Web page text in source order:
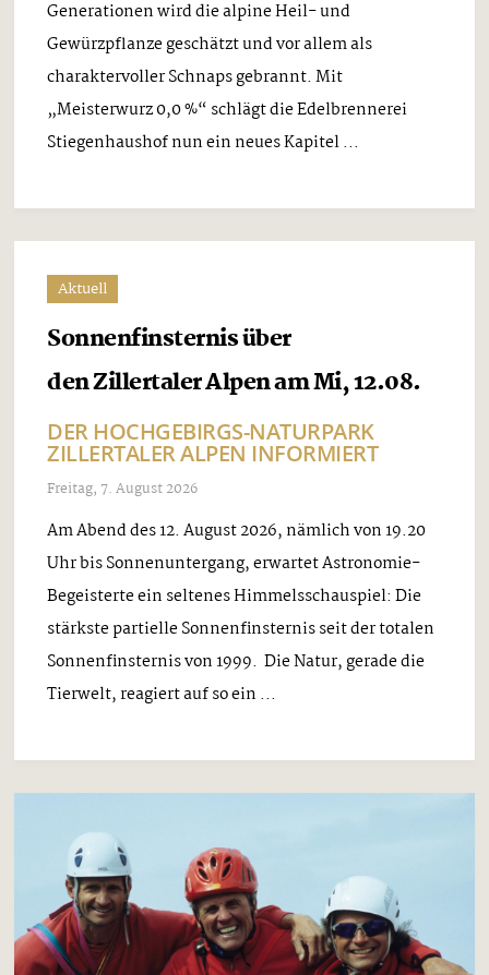
Generationen wird die alpine Heil- und
Gewürzpflanze geschätzt und vor allem als
charaktervoller Schnaps gebrannt. Mit
„Meisterwurz 0,0 %“ schlägt die Edelbrennerei
Stiegenhaushof nun ein neues Kapitel ...
Aktuell
Sonnenfinsternis über
den Zillertaler Alpen am Mi, 12.08.
DER HOCHGEBIRGS-NATURPARK
ZILLERTALER ALPEN INFORMIERT
Freitag, 7. August 2026
Am Abend des 12. August 2026, nämlich von 19.20
Uhr bis Sonnenuntergang, erwartet Astronomie-
Begeisterte ein seltenes Himmelsschauspiel: Die
stärkste partielle Sonnenfinsternis seit der totalen
Sonnenfinsternis von 1999. Die Natur, gerade die
Tierwelt, reagiert auf so ein ...